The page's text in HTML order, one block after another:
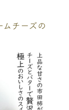
チーズの